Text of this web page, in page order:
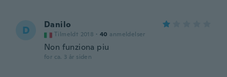
D Danilo
Tilmeldt 2018 · 40 anmeldelser
Non funziona piu
for ca. 3 år siden